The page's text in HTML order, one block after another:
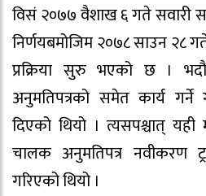
विसं २०७७ वैशाख ६ गते सवारी
निर्णयबमोजिम २०७८ साउन २८
प्रक्रिया सुरु भएको छ ।
अनुमतिपत्रको समेत कार्य गर्ने
दिएको थियो । त्यसपश्चात्
चालक अनुमतिपत्र नवीकरण
गरिएको थियो ।